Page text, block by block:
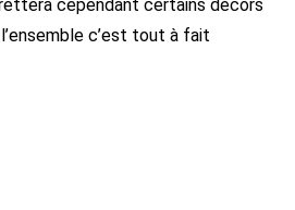
cependant certains décors
c’est tout à fait